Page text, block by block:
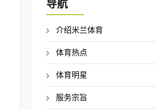
导航
介绍米兰体育
体育热点
体育明星
服务宗旨